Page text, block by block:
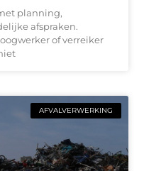
planning,
afspraken.
of verreiker
AFVALVERWERKING